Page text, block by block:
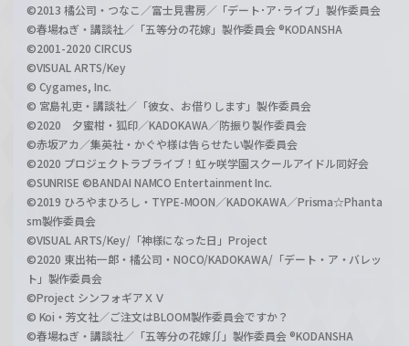
©2013 橘公司・つなこ／富士見書房／「デート･ア･ライブ」製作委員会
©春場ねぎ・講談社／「五等分の花嫁」製作委員会 ®KODANSHA
©2001-2020 CIRCUS
©VISUAL ARTS/Key
© Cygames, Inc.
© 宮島礼吏・講談社／「彼女、お借りします」製作委員会
©2020 夕蜜柑・狐印／KADOKAWA／防振り製作委員会
©赤坂アカ／集英社・かぐや様は告らせたい製作委員会
©2020 プロジェクトラブライブ！虹ヶ咲学園スクールアイドル同好会
©SUNRISE ©BANDAI NAMCO Entertainment Inc.
©2019 ひろやまひろし・TYPE-MOON／KADOKAWA／Prisma☆Phanta
sm製作委員会
©VISUAL ARTS/Key/「神様になった日」Project
©2020 東出祐一郎・橘公司・NOCO/KADOKAWA/「デート・ア・バレッ
ト」製作委員会
©Project シンフォギアＸＶ
© Koi・芳文社／ご注文はBLOOM製作委員会ですか？
©春場ねぎ・講談社／「五等分の花嫁∬」製作委員会 ®KODANSHA